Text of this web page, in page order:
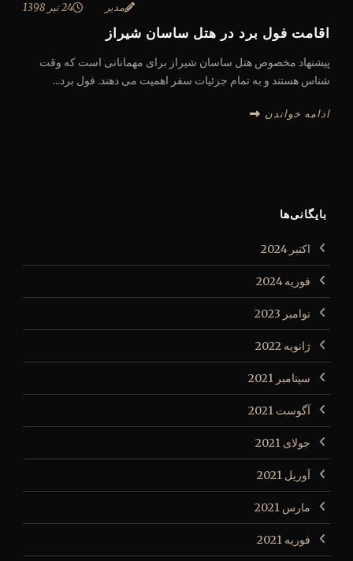
24 تیر 1398 مدیر
اقامت فول برد در هتل ساسان شیراز
پیشنهاد مخصوص هتل ساسان شیراز برای مهمانانی است که وقت
شناس هستند و به تمام جزئیات سفر اهمیت می دهند. فول برد...
ادامه خواندن
بایگانی‌ها
اکتبر 2024
فوریه 2024
نوامبر 2023
ژانویه 2022
سپتامبر 2021
آگوست 2021
جولای 2021
آوریل 2021
مارس 2021
فوریه 2021